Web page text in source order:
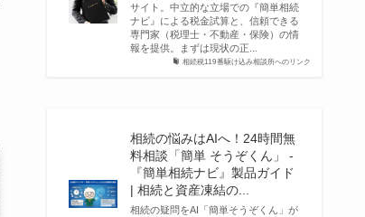
相続税119番駆け込み相談所へのリンク
サイト。中立的な立場での『簡単相続
ナビ』による税金試算と、信頼できる
専門家（税理士・不動産・保険）の情
報を提供。まずは現状の正...
相続の悩みはAIへ！24時間無
料相談「簡単 そうぞくん」 -
『簡単相続ナビ』製品ガイド
| 相続と資産凍結の...
相続の疑問をAI「簡単そうぞくん」が